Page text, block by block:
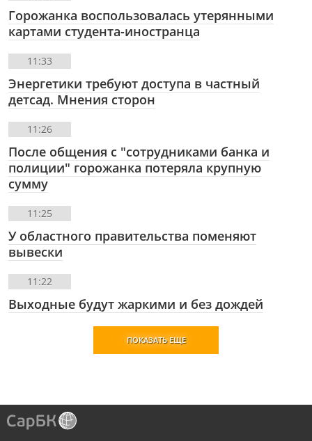
Горожанка воспользовалась утерянными
картами студента-иностранца
11:33
Энергетики требуют доступа в частный
детсад. Мнения сторон
11:26
После общения с "сотрудниками банка и
полиции" горожанка потеряла крупную
сумму
11:25
У областного правительства поменяют
вывески
11:22
Выходные будут жаркими и без дождей
ПОКАЗАТЬ ЕЩЕ